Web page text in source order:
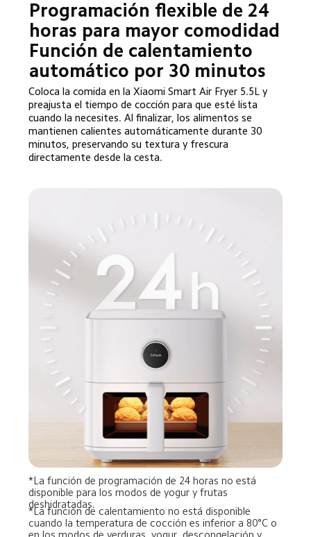
Programación flexible de 24
horas para mayor comodidad
Función de calentamiento
automático por 30 minutos
Coloca la comida en la Xiaomi Smart Air Fryer 5.5L y
preajusta el tiempo de cocción para que esté lista
cuando la necesites. Al finalizar, los alimentos se
mantienen calientes automáticamente durante 30
minutos, preservando su textura y frescura
directamente desde la cesta.
*La función de programación de 24 horas no está
disponible para los modos de yogur y frutas
deshidratadas.
*La función de calentamiento no está disponible
cuando la temperatura de cocción es inferior a 80°C o
en los modos de verduras, yogur, descongelación y